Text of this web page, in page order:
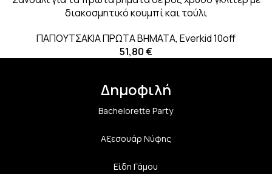
διακοσμητικό κουμπί και τούλι
ΠΑΠΟΥΤΣΑΚΙΑ ΠΡΩΤΑ ΒΗΜΑΤΑ, Everkid 10off
51,80€
Δημοφιλή
Bachelorette Party
Αξεσουάρ Νύφης
Είδη Γάμου